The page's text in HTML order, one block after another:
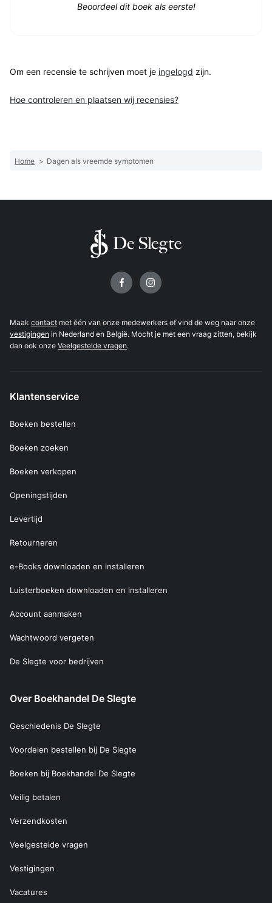
Beoordeel dit boek als eerste!
Om een recensie te schrijven moet je ingelogd zijn.
Hoe controleren en plaatsen wij recensies?
Home > Dagen als vreemde symptomen
Maak contact met één van onze medewerkers of vind de weg naar onze
vestigingen in Nederland en België. Mocht je met een vraag zitten, bekijk
dan ook onze Veelgestelde vragen.
Klantenservice
Boeken bestellen
Boeken zoeken
Boeken verkopen
Openingstijden
Levertijd
Retourneren
e-Books downloaden en installeren
Luisterboeken downloaden en installeren
Account aanmaken
Wachtwoord vergeten
De Slegte voor bedrijven
Over Boekhandel De Slegte
Geschiedenis De Slegte
Voordelen bestellen bij De Slegte
Boeken bij Boekhandel De Slegte
Veilig betalen
Verzendkosten
Veelgestelde vragen
Vestigingen
Vacatures